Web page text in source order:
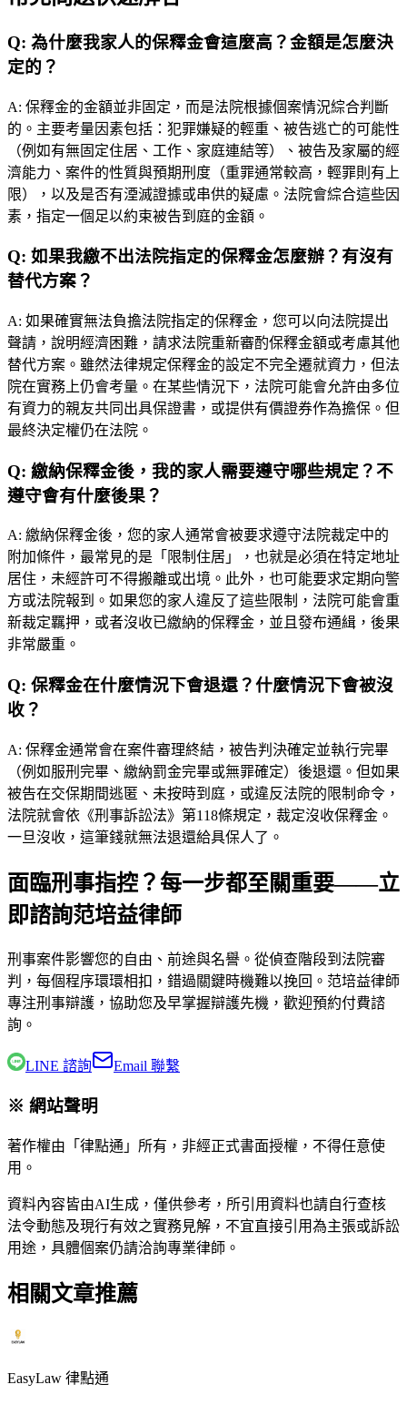
Q: 為什麼我家人的保釋金會這麼高？金額是怎麼決
定的？
A: 保釋金的金額並非固定，而是法院根據個案情況綜合判斷
的。主要考量因素包括：犯罪嫌疑的輕重、被告逃亡的可能性
（例如有無固定住居、工作、家庭連結等）、被告及家屬的經
濟能力、案件的性質與預期刑度（重罪通常較高，輕罪則有上
限），以及是否有湮滅證據或串供的疑慮。法院會綜合這些因
素，指定一個足以約束被告到庭的金額。
Q: 如果我繳不出法院指定的保釋金怎麼辦？有沒有
替代方案？
A: 如果確實無法負擔法院指定的保釋金，您可以向法院提出
聲請，說明經濟困難，請求法院重新審酌保釋金額或考慮其他
替代方案。雖然法律規定保釋金的設定不完全遷就資力，但法
院在實務上仍會考量。在某些情況下，法院可能會允許由多位
有資力的親友共同出具保證書，或提供有價證券作為擔保。但
最終決定權仍在法院。
Q: 繳納保釋金後，我的家人需要遵守哪些規定？不
遵守會有什麼後果？
A: 繳納保釋金後，您的家人通常會被要求遵守法院裁定中的
附加條件，最常見的是「限制住居」，也就是必須在特定地址
居住，未經許可不得搬離或出境。此外，也可能要求定期向警
方或法院報到。如果您的家人違反了這些限制，法院可能會重
新裁定羈押，或者沒收已繳納的保釋金，並且發布通緝，後果
非常嚴重。
Q: 保釋金在什麼情況下會退還？什麼情況下會被沒
收？
A: 保釋金通常會在案件審理終結，被告判決確定並執行完畢
（例如服刑完畢、繳納罰金完畢或無罪確定）後退還。但如果
被告在交保期間逃匿、未按時到庭，或違反法院的限制命令，
法院就會依《刑事訴訟法》第118條規定，裁定沒收保釋金。
一旦沒收，這筆錢就無法退還給具保人了。
面臨刑事指控？每一步都至關重要——立
即諮詢范培益律師
刑事案件影響您的自由、前途與名譽。從偵查階段到法院審
判，每個程序環環相扣，錯過關鍵時機難以挽回。 范培益律師
專注刑事辯護，協助您及早掌握辯護先機，歡迎預約付費諮
詢。
LINE 諮詢 Email 聯繫
※ 網站聲明
著作權由「律點通」所有，非經正式書面授權，不得任意使
用。
資料內容皆由AI生成，僅供參考，所引用資料也請自行查核
法令動態及現行有效之實務見解，不宜直接引用為主張或訴訟
用途，具體個案仍請洽詢專業律師。
相關文章推薦
EasyLaw 律點通